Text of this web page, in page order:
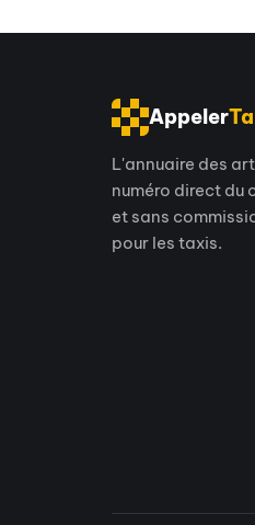
Appeler
L'annuaire des
numéro direct du
et sans
pour les taxis.